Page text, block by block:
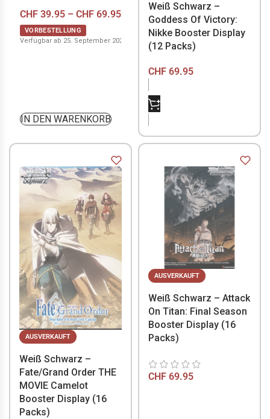
CHF 39.95 – CHF 69.95
VORBESTELLUNG
Verfügbar ab 25. September 2026
IN DEN WARENKORB
Weiß Schwarz –
Goddess Of Victory:
Nikke Booster Display
(12 Packs)
CHF69.95
AUSVERKAUFT
Weiß Schwarz –
Fate/Grand Order THE
MOVIE Camelot
Booster Display (16
Packs)
AUSVERKAUFT
Weiß Schwarz – Attack
On Titan: Final Season
Booster Display (16
Packs)
CHF69.95